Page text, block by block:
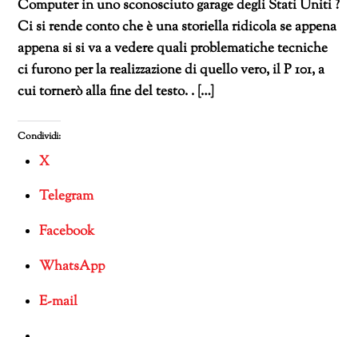
Computer in uno sconosciuto garage degli Stati Uniti ?
Ci si rende conto che è una storiella ridicola se appena
appena si si va a vedere quali problematiche tecniche
ci furono per la realizzazione di quello vero, il P 101, a
cui tornerò alla fine del testo. . […]
Condividi:
X
Telegram
Facebook
WhatsApp
E-mail